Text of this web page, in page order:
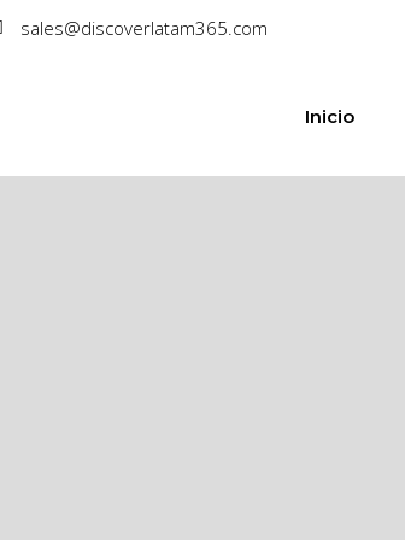
sales@discoverlatam365.com
Inicio